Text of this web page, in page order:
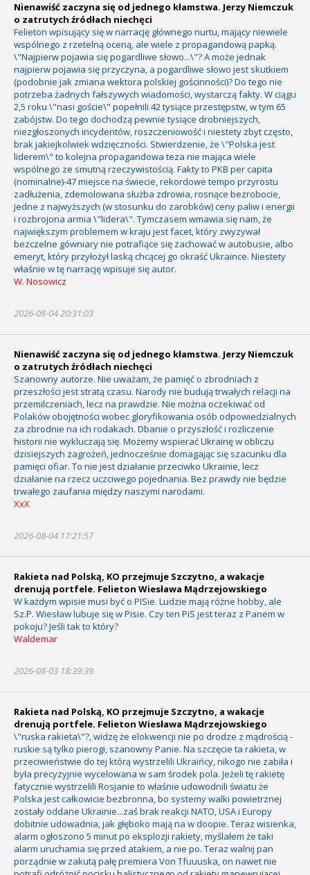
Nienawiść zaczyna się od jednego kłamstwa. Jerzy Niemczuk
o zatrutych źródłach niechęci
Felieton wpisujący się w narrację głównego nurtu, mający niewiele
wspólnego z rzetelną oceną, ale wiele z propagandową papką.
\"Najpierw pojawia się pogardliwe słowo...\"? A może jednak
najpierw pojawia się przyczyna, a pogardliwe słowo jest skutkiem
(podobnie jak zmiana wektora polskiej gościnności)? Do tego nie
potrzeba żadnych fałszywych wiadomości, wystarczą fakty. W ciągu
2,5 roku \"nasi goście\" popełnili 42 tysiące przestępstw, w tym 65
zabójstw. Do tego dochodzą pewnie tysiące drobniejszych,
niezgłoszonych incydentów, roszczeniowość i niestety zbyt często,
brak jakiejkolwiek wdzięczności. Stwierdzenie, że \"Polska jest
liderem\" to kolejna propagandowa teza nie mająca wiele
wspólnego ze smutną rzeczywistością. Fakty to PKB per capita
(nominalne)-47 miejsce na świecie, rekordowe tempo przyrostu
zadłużenia, zdemolowana służba zdrowia, rosnące bezrobocie,
jedne z najwyższych (w stosunku do zarobków) ceny paliw i energii
i rozbrojona armia \"lidera\". Tymczasem wmawia się nam, że
największym problemem w kraju jest facet, który zwyzywał
bezczelne gówniary nie potrafiące się zachować w autobusie, albo
emeryt, który przyłożył laską chcącej go okraść Ukraince. Niestety
właśnie w tę narrację wpisuje się autor.
W. Nosowicz
2026-08-04 20:31:03
Nienawiść zaczyna się od jednego kłamstwa. Jerzy Niemczuk
o zatrutych źródłach niechęci
Szanowny autorze. Nie uważam, że pamięć o zbrodniach z
przeszłości jest stratą czasu. Narody nie budują trwałych relacji na
przemilczeniach, lecz na prawdzie. Nie można oczekiwać od
Polaków obojętności wobec gloryfikowania osób odpowiedzialnych
za zbrodnie na ich rodakach. Dbanie o przyszłość i rozliczenie
historii nie wykluczają się. Możemy wspierać Ukrainę w obliczu
dzisiejszych zagrożeń, jednocześnie domagając się szacunku dla
pamięci ofiar. To nie jest działanie przeciwko Ukrainie, lecz
działanie na rzecz uczciwego pojednania. Bez prawdy nie będzie
trwałego zaufania między naszymi narodami.
XxX
2026-08-04 17:21:57
Rakieta nad Polską, KO przejmuje Szczytno, a wakacje
drenują portfele. Felieton Wiesława Mądrzejowskiego
W każdym wpisie musi być o PISie. Ludzie mają różne hobby, ale
Sz.P. Wiesław lubuje się w Pisie. Czy ten PiS jest teraz z Panem w
pokoju? Jeśli tak to który?
Waldemar
2026-08-03 18:39:39
Rakieta nad Polską, KO przejmuje Szczytno, a wakacje
drenują portfele. Felieton Wiesława Mądrzejowskiego
\"ruska rakieta\"?, widzę że elokwencji nie po drodze z mądrością -
ruskie są tylko pierogi, szanowny Panie. Na szczęcie ta rakieta, w
przeciwieństwie do tej którą wystrzelili Ukraińcy, nikogo nie zabiła i
była precyzyjnie wycelowana w sam środek pola. Jeżeli tę rakietę
fatycznie wystrzelili Rosjanie to właśnie udowodnili światu że
Polska jest całkowicie bezbronna, bo systemy walki powietrznej
zostały oddane Ukrainie...zaś brak reakcji NATO, USA i Europy
dobitnie udowadnia, jak głęboko mają na w doopie. Teraz wisienka,
alarm ogłoszono 5 minut po eksplozji rakiety, myślałem że taki
alarm uruchamia się przed atakiem, a nie po. Teraz walnij pan
porządnie w zakutą pałę premiera Von Tfuuuska, on nawet nie